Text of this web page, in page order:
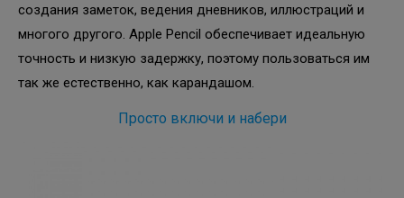
создания заметок, ведения дневников, иллюстраций и
многого другого. Apple Pencil обеспечивает идеальную
точность и низкую задержку, поэтому пользоваться им
так же естественно, как карандашом.
Просто включи и набери